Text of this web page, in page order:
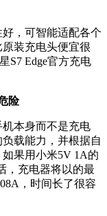
，可智能适配各个
装充电头便宜很
S7 Edge官方充电
险
本身而不是充电
载能力，并根据自
果用小米5V 1A的
，充电器将以的最
，时间长了很容